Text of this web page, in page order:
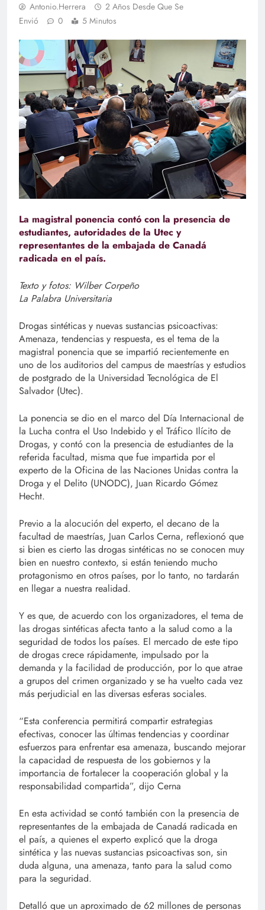
Antonio.herrera
2 Años Desde Que Se
Envió
0 5 Minutos
La magistral ponencia contó con la presencia de
estudiantes, autoridades de la Utec y
representantes de la embajada de Canadá
radicada en el país.
Texto y fotos: Wilber Corpeño
La Palabra Universitaria
Drogas sintéticas y nuevas sustancias psicoactivas:
Amenaza, tendencias y respuesta, es el tema de la
magistral ponencia que se impartió recientemente en
uno de los auditorios del campus de maestrías y estudios
de postgrado de la Universidad Tecnológica de El
Salvador (Utec).
La ponencia se dio en el marco del Día Internacional de
la Lucha contra el Uso Indebido y el Tráfico Ilícito de
Drogas, y contó con la presencia de estudiantes de la
referida facultad, misma que fue impartida por el
experto de la Oficina de las Naciones Unidas contra la
Droga y el Delito (UNODC), Juan Ricardo Gómez
Hecht.
Previo a la alocución del experto, el decano de la
facultad de maestrías, Juan Carlos Cerna, reflexionó que
si bien es cierto las drogas sintéticas no se conocen muy
bien en nuestro contexto, si están teniendo mucho
protagonismo en otros países, por lo tanto, no tardarán
en llegar a nuestra realidad.
Y es que, de acuerdo con los organizadores, el tema de
las drogas sintéticas afecta tanto a la salud como a la
seguridad de todos los países. El mercado de este tipo
de drogas crece rápidamente, impulsado por la
demanda y la facilidad de producción, por lo que atrae
a grupos del crimen organizado y se ha vuelto cada vez
más perjudicial en las diversas esferas sociales.
“Esta conferencia permitirá compartir estrategias
efectivas, conocer las últimas tendencias y coordinar
esfuerzos para enfrentar esa amenaza, buscando mejorar
la capacidad de respuesta de los gobiernos y la
importancia de fortalecer la cooperación global y la
responsabilidad compartida”, dijo Cerna
En esta actividad se contó también con la presencia de
representantes de la embajada de Canadá radicada en
el país, a quienes el experto explicó que la droga
sintética y las nuevas sustancias psicoactivas son, sin
duda alguna, una amenaza, tanto para la salud como
para la seguridad.
Detalló que un aproximado de 62 millones de personas